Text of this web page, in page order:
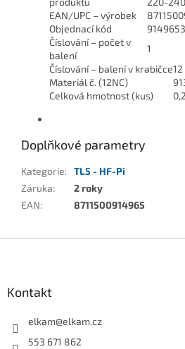
EAN/UPC – výrobek
Objednací kód
Číslování – počet v
balení
1
Číslování – balení v krabičce12
Materiál č. (12NC)
Celková hmotnost (kus)
Doplňkové parametry
Kategorie: TL5 - HF-Pi
Záruka:
2 roky
EAN: 8711500914965
Kontakt
elkam@elkam.cz
553 671 862